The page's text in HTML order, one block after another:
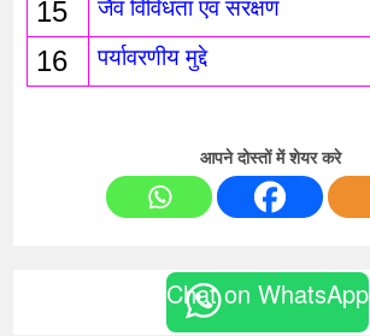
15 जैव विविधता एवं संरक्षण
16 पर्यावरणीय मुद्दे
आपने दोस्तों में शेयर करे
Chat on WhatsApp